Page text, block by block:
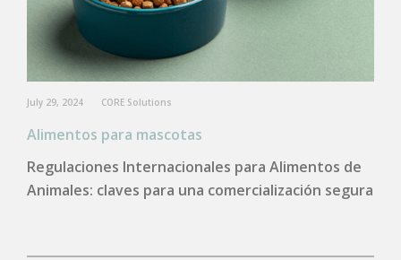
July 29, 2024 CORE Solutions
Alimentos para mascotas
Regulaciones Internacionales para Alimentos de
Animales: claves para una comercialización segura